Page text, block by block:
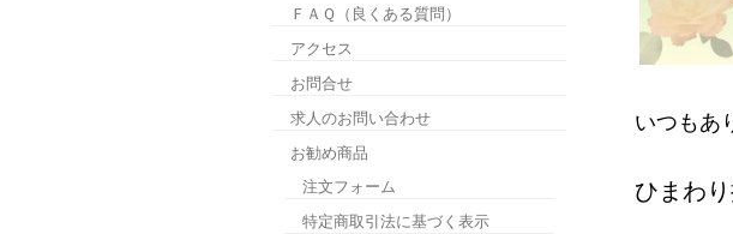
いつもあ
ひまわ
ＦＡＱ（良くある質問）
アクセス
お問合せ
求人のお問い合わせ
お勧め商品
注文フォーム
特定商取引法に基づく表示